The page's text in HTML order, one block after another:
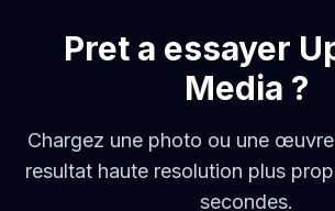
Pret a essayer
Media ?
Chargez une photo ou une
resultat haute resolution plus
secondes.